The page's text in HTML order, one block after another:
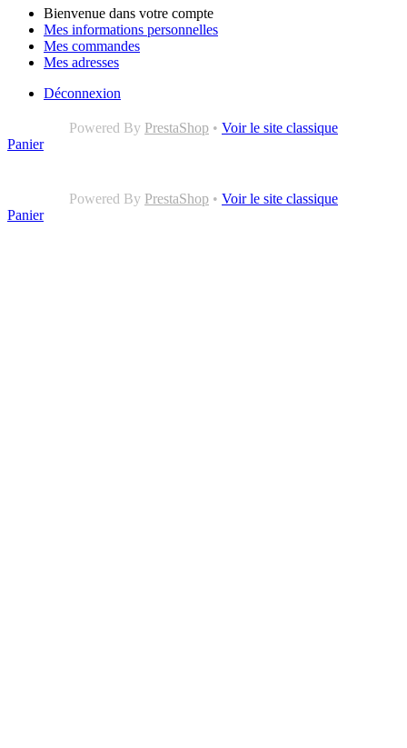
Bienvenue dans votre compte
Mes informations personnelles
Mes commandes
Mes adresses
Déconnexion
Powered By PrestaShop • Voir le site classique
Panier
Powered By PrestaShop • Voir le site classique
Panier